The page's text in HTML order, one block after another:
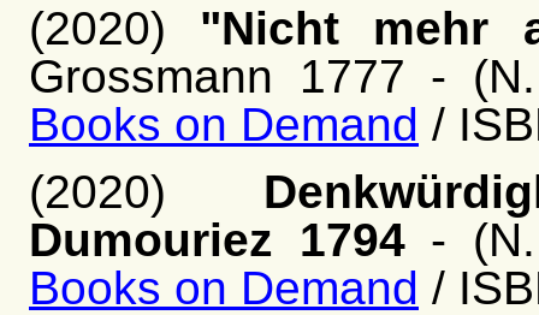
(2020) "Nicht mehr
Grossmann 1777 -
Books on Demand /
(2020)
Dumouriez 1794- (N.
Books on Demand /